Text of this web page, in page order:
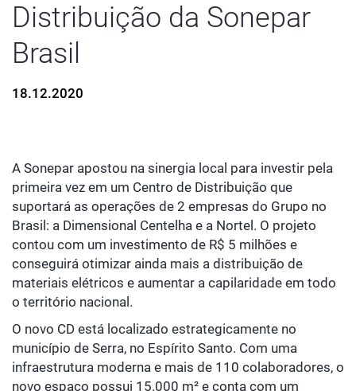
Distribuição da Sonepar
Brasil
18.12.2020
A Sonepar apostou na sinergia local para investir pela
primeira vez em um Centro de Distribuição que
suportará as operações de 2 empresas do Grupo no
Brasil: a Dimensional Centelha e a Nortel. O projeto
contou com um investimento de R$ 5 milhões e
conseguirá otimizar ainda mais a distribuição de
materiais elétricos e aumentar a capilaridade em todo
o território nacional.
O novo CD está localizado estrategicamente no
município de Serra, no Espírito Santo. Com uma
infraestrutura moderna e mais de 110 colaboradores, o
novo espaço possui 15.000 m² e conta com um